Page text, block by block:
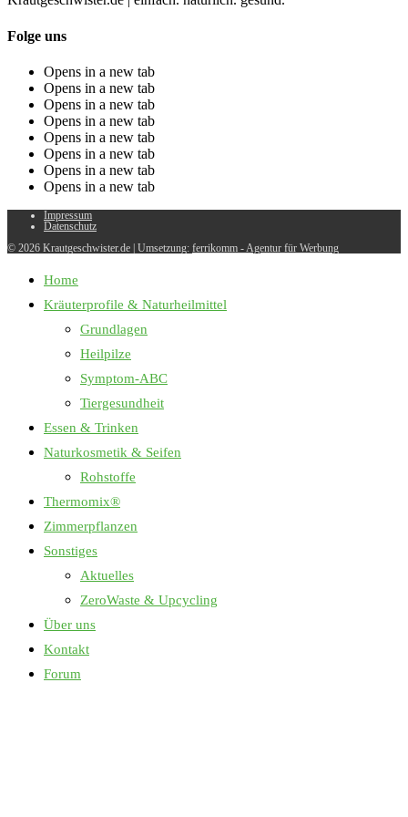
Folge uns
Opens in a new tab
Opens in a new tab
Opens in a new tab
Opens in a new tab
Opens in a new tab
Opens in a new tab
Opens in a new tab
Opens in a new tab
Impressum
Datenschutz
© 2026 Krautgeschwister.de | Umsetzung: ferrikomm - Agentur für Werbung
Home
Kräuterprofile & Naturheilmittel
Grundlagen
Heilpilze
Symptom-ABC
Tiergesundheit
Essen & Trinken
Naturkosmetik & Seifen
Rohstoffe
Thermomix®
Zimmerpflanzen
Sonstiges
Aktuelles
ZeroWaste & Upcycling
Über uns
Kontakt
Forum